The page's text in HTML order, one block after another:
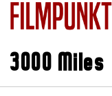
3000 Miles